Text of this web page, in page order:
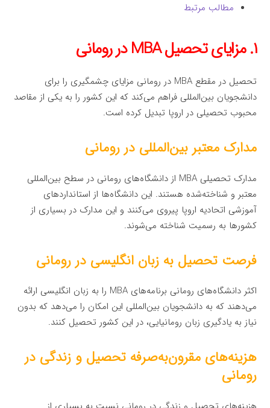
مطالب مرتبط
۱. مزایای تحصیل MBA در رومانی
تحصیل در مقطع MBA در رومانی مزایای چشمگیری را برای
دانشجویان بین‌المللی فراهم می‌کند که این کشور را به یکی از مقاصد
محبوب تحصیلی در اروپا تبدیل کرده است.
مدارک معتبر بین‌المللی در رومانی
مدارک تحصیلی MBA از دانشگاه‌های رومانی در سطح بین‌المللی
معتبر و شناخته‌شده هستند. این دانشگاه‌ها از استانداردهای
آموزشی اتحادیه اروپا پیروی می‌کنند و این مدارک در بسیاری از
کشورها به رسمیت شناخته می‌شوند.
فرصت تحصیل به زبان انگلیسی در رومانی
اکثر دانشگاه‌های رومانی برنامه‌های MBA را به زبان انگلیسی ارائه
می‌دهند که به دانشجویان بین‌المللی این امکان را می‌دهد که بدون
نیاز به یادگیری زبان رومانیایی، در این کشور تحصیل کنند.
هزینه‌های مقرون‌به‌صرفه تحصیل و زندگی در
رومانی